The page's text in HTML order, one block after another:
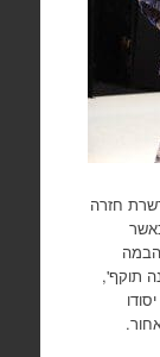
חזרה
תוקף',